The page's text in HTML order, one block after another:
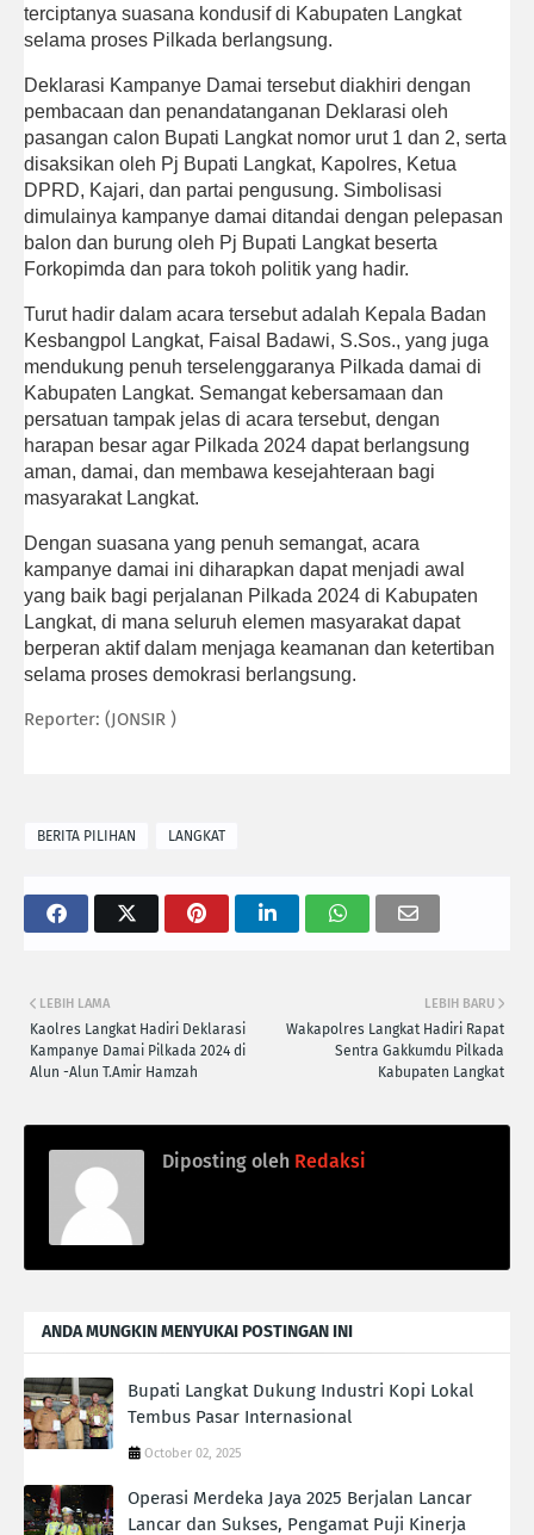
terciptanya suasana kondusif di Kabupaten Langkat
selama proses Pilkada berlangsung.
Deklarasi Kampanye Damai tersebut diakhiri dengan
pembacaan dan penandatanganan Deklarasi oleh
pasangan calon Bupati Langkat nomor urut 1 dan 2, serta
disaksikan oleh Pj Bupati Langkat, Kapolres, Ketua
DPRD, Kajari, dan partai pengusung. Simbolisasi
dimulainya kampanye damai ditandai dengan pelepasan
balon dan burung oleh Pj Bupati Langkat beserta
Forkopimda dan para tokoh politik yang hadir.
Turut hadir dalam acara tersebut adalah Kepala Badan
Kesbangpol Langkat, Faisal Badawi, S.Sos., yang juga
mendukung penuh terselenggaranya Pilkada damai di
Kabupaten Langkat. Semangat kebersamaan dan
persatuan tampak jelas di acara tersebut, dengan
harapan besar agar Pilkada 2024 dapat berlangsung
aman, damai, dan membawa kesejahteraan bagi
masyarakat Langkat.
Dengan suasana yang penuh semangat, acara
kampanye damai ini diharapkan dapat menjadi awal
yang baik bagi perjalanan Pilkada 2024 di Kabupaten
Langkat, di mana seluruh elemen masyarakat dapat
berperan aktif dalam menjaga keamanan dan ketertiban
selama proses demokrasi berlangsung.
Reporter: (JONSIR )
BERITA PILIHAN LANGKAT
LEBIH BARU
Wakapolres Langkat Hadiri Rapat
Sentra Gakkumdu Pilkada
Kabupaten Langkat
LEBIH LAMA
Kaolres Langkat Hadiri Deklarasi
Kampanye Damai Pilkada 2024 di
Alun -Alun T.Amir Hamzah
Diposting oleh Redaksi
ANDA MUNGKIN MENYUKAI POSTINGAN INI
Bupati Langkat Dukung Industri Kopi Lokal
Tembus Pasar Internasional
October 02, 2025
Operasi Merdeka Jaya 2025 Berjalan Lancar
Lancar dan Sukses, Pengamat Puji Kinerja